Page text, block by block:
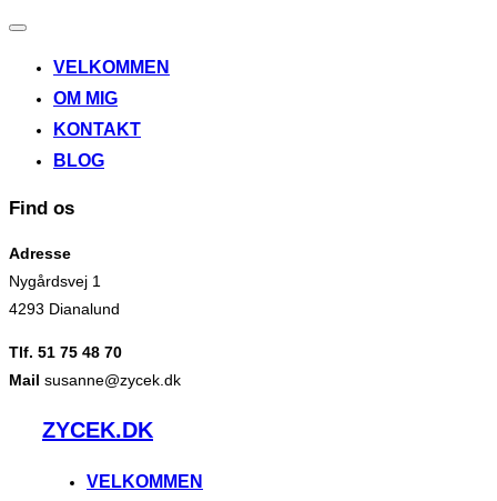
Slå
til/fra
VELKOMMEN
OM MIG
KONTAKT
BLOG
Find os
Adresse
Nygårdsvej 1
4293 Dianalund
Tlf. 51 75 48 70
Mail susanne@zycek.dk
VidereZYCEK.DK
VELKOMMEN